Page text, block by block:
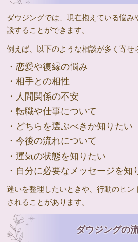
ダウジングでは、現在抱えている悩み
談することができます。
例えば、以下のような相談が多く寄せ
・恋愛や復縁の悩み
・相手との相性
・人間関係の不安
・転職や仕事について
・どちらを選ぶべきか知りたい
・今後の流れについて
・運気の状態を知りたい
・自分に必要なメッセージを知
迷いを整理したいときや、行動のヒン
されることがあります。
ダウジングの